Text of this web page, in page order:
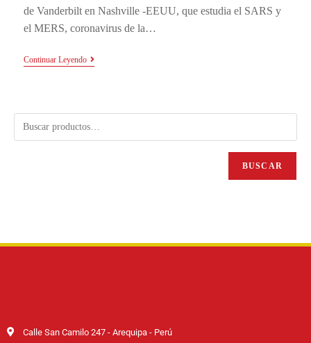
de Vanderbilt en Nashville -EEUU, que estudia el SARS y
el MERS, coronavirus de la…
Continuar Leyendo
BUSCAR
Calle San Camilo 247 - Arequipa - Perú